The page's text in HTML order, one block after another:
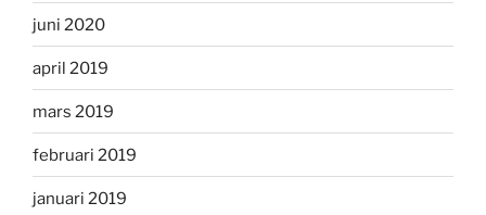
juni 2020
april 2019
mars 2019
februari 2019
januari 2019